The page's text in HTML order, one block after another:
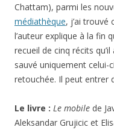
Chattam), parmi les
médiathèque, j’ai
l’auteur explique à la fin
recueil de cinq récits
sauvé uniquement
retouchée. Il peut entrer
Le livre : Le mobile de
Aleksandar Grujicic et